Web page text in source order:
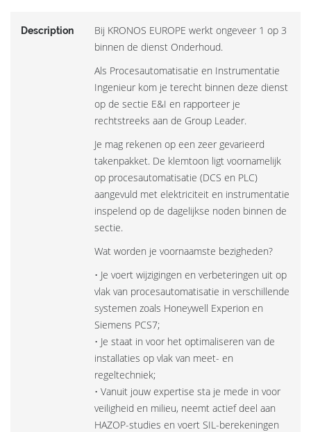
Description
Bij KRONOS EUROPE werkt ongeveer 1 op 3
binnen de dienst Onderhoud.
Als Procesautomatisatie en Instrumentatie
Ingenieur kom je terecht binnen deze dienst
op de sectie E&I en rapporteer je
rechtstreeks aan de Group Leader.
Je mag rekenen op een zeer gevarieerd
takenpakket. De klemtoon ligt voornamelijk
op procesautomatisatie (DCS en PLC)
aangevuld met elektriciteit en instrumentatie
inspelend op de dagelijkse noden binnen de
sectie.
Wat worden je voornaamste bezigheden?
• Je voert wijzigingen en verbeteringen uit op
vlak van procesautomatisatie in verschillende
systemen zoals Honeywell Experion en
Siemens PCS7;
• Je staat in voor het optimaliseren van de
installaties op vlak van meet- en
regeltechniek;
• Vanuit jouw expertise sta je mede in voor
veiligheid en milieu, neemt actief deel aan
HAZOP-studies en voert SIL-berekeningen